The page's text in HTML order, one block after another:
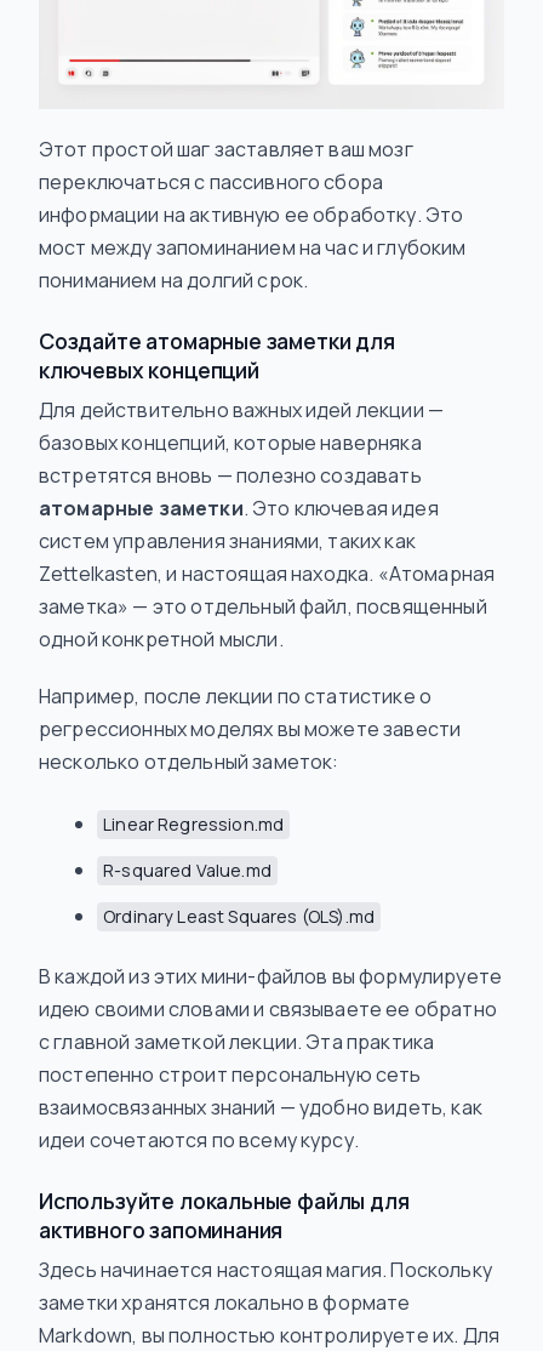
Этот простой шаг заставляет ваш мозг
переключаться с пассивного сбора
информации на активную ее обработку. Это
мост между запоминанием на час и глубоким
пониманием на долгий срок.
Создайте атомарные заметки для
ключевых концепций
Для действительно важных идей лекции —
базовых концепций, которые наверняка
встретятся вновь — полезно создавать
атомарные заметки. Это ключевая идея
систем управления знаниями, таких как
Zettelkasten, и настоящая находка. «Атомарная
заметка» — это отдельный файл, посвященный
одной конкретной мысли.
Например, после лекции по статистике о
регрессионных моделях вы можете завести
несколько отдельный заметок:
Linear Regression.md
R-squared Value.md
Ordinary Least Squares (OLS).md
В каждой из этих мини-файлов вы формулируете
идею своими словами и связываете ее обратно
с главной заметкой лекции. Эта практика
постепенно строит персональную сеть
взаимосвязанных знаний — удобно видеть, как
идеи сочетаются по всему курсу.
Используйте локальные файлы для
активного запоминания
Здесь начинается настоящая магия. Поскольку
заметки хранятся локально в формате
Markdown, вы полностью контролируете их. Для